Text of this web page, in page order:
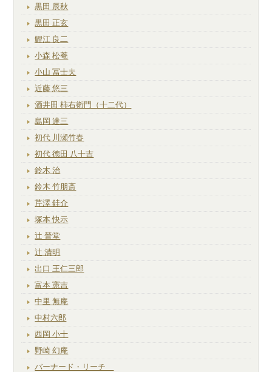
黒田 辰秋
黒田 正玄
鯉江 良二
小森 松菴
小山 冨士夫
近藤 悠三
酒井田 柿右衛門（十二代）
島岡 達三
初代 川瀬竹春
初代 徳田 八十吉
鈴木 治
鈴木 竹朋斎
芹澤 銈介
塚本 快示
辻 晉堂
辻 清明
出口 王仁三郎
富本 憲吉
中里 無庵
中村六郎
西岡 小十
野崎 幻庵
バーナード・リーチ